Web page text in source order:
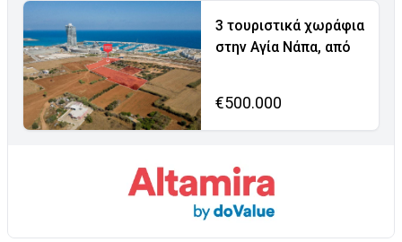
3 τουριστικά χωράφια
στην Αγία Νάπα, από
€500.000